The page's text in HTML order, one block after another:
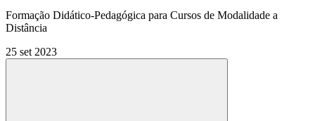
Formação Didático-Pedagógica para Cursos de Modalidade a
Distância
25 set 2023